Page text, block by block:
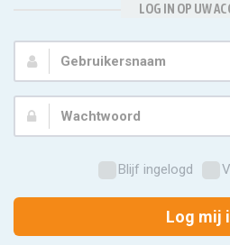
LOG IN OP UW
Gebruikersnaam:
Wachtwoord:
Blijf ingelogd
Log mij